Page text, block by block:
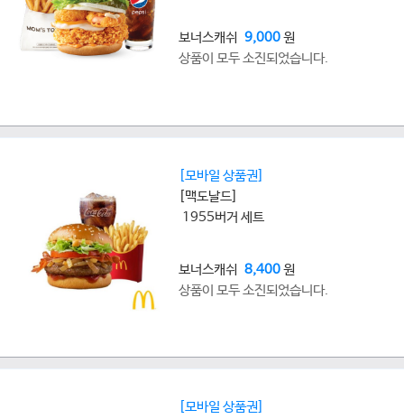
보너스캐쉬 9,000원
상품이 모두 소진되었습니다.
[모바일 상품권]
[맥도날드]
1955버거 세트
보너스캐쉬 8,400원
상품이 모두 소진되었습니다.
[모바일 상품권]